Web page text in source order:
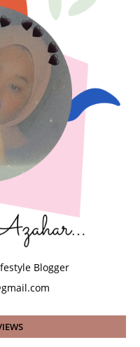
Blogger